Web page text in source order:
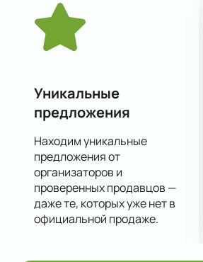
Уникальные
предложения
Находим уникальные
предложения от
организаторов и
проверенных продавцов —
даже те, которых уже нет в
официальной продаже.